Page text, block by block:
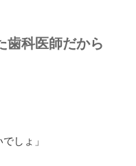
歯科医師だから
しょ」